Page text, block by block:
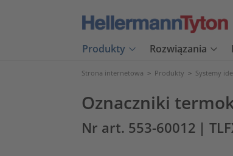
Produkty Rozwiązania
Strona internetowa > Produkty > Systemy
Oznaczniki
Nr art. 553-60012 |